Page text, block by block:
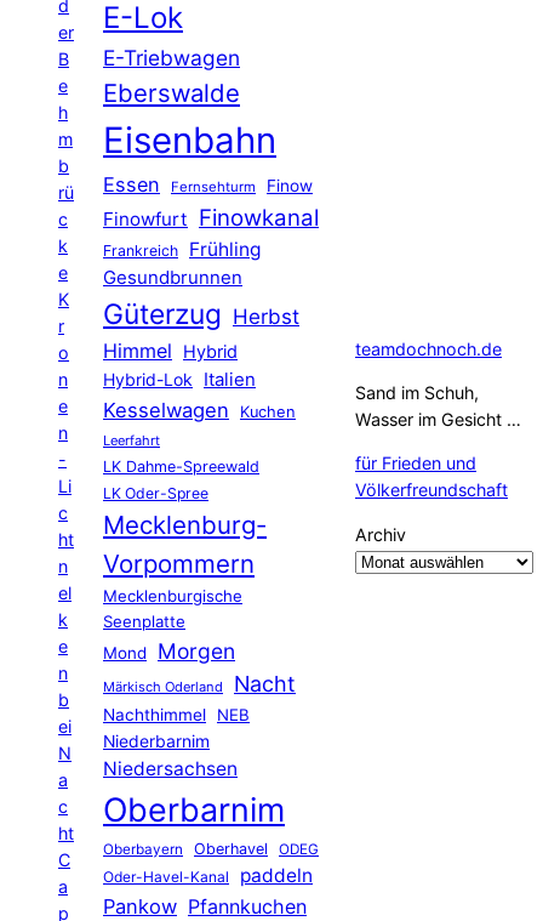
d
er
B
e
h
m
b
rü
c
k
e
K
r
o
n
e
n
-
Li
c
ht
n
el
k
e
n
b
ei
N
a
c
ht
C
a
p
E-Lok
E-Triebwagen
Eberswalde
Eisenbahn
Essen Fernsehturm Finow
Finowfurt Finowkanal
Frankreich Frühling
Gesundbrunnen
Güterzug Herbst
Himmel
Hybrid
Hybrid-Lok Italien
Kesselwagen Kuchen
Leerfahrt
LK Dahme-Spreewald
LK Oder-Spree
Mecklenburg-
Vorpommern
Mecklenburgische
Seenplatte
Mond
Morgen
Märkisch Oderland Nacht
Nachthimmel
NEB
Niederbarnim
Niedersachsen
Oberbarnim
Oberbayern Oberhavel ODEG
Oder-Havel-Kanal paddeln
Pankow Pfannkuchen
teamdochnoch.de
Sand im Schuh,
Wasser im Gesicht …
für Frieden und
Völkerfreundschaft
Archiv